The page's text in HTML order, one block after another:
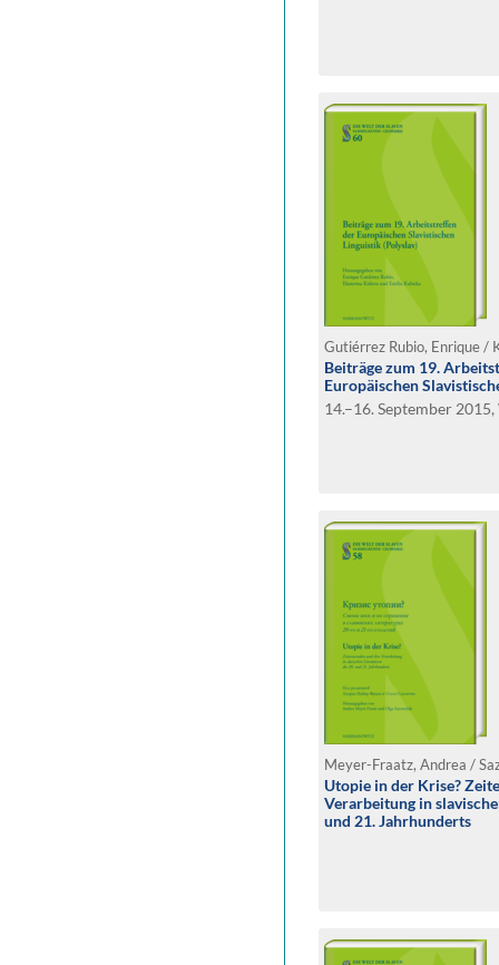
Beiträge zum 19.
Europäischen
14.–16. September
Meyer-Fraatz, Andrea /
Utopie in der Krise?
Verarbeitung in
und 21. Jahrhunderts